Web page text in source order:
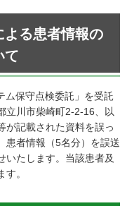
よる患者情報の
て
ム保守点検委託」を受託
川市柴崎町2-2-16、以
が記載された資料を誤っ
患者情報（5名分）を誤送
いたします。当該患者及
。